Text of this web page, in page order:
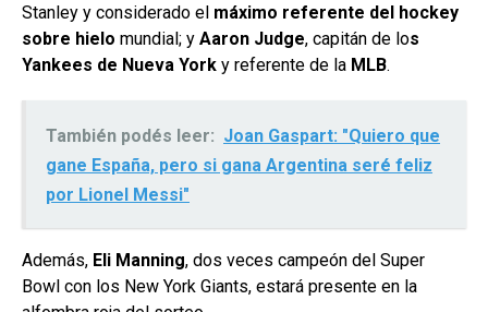
Stanley y considerado el máximo referente del hockey
sobre hielo mundial; y Aaron Judge, capitán de los
Yankees de Nueva York y referente de la MLB.
También podés leer: Joan Gaspart: "Quiero que
gane España, pero si gana Argentina seré feliz
por Lionel Messi"
Además, Eli Manning, dos veces campeón del Super
Bowl con los New York Giants, estará presente en la